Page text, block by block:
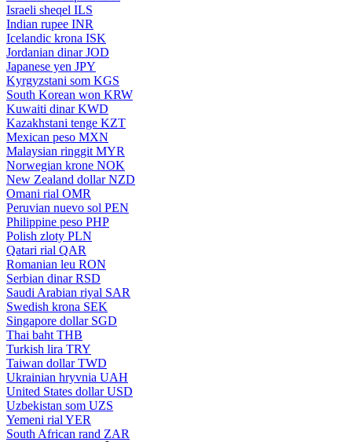
Israeli sheqel ILS
Indian rupee INR
Icelandic krona ISK
Jordanian dinar JOD
Japanese yen JPY
Kyrgyzstani som KGS
South Korean won KRW
Kuwaiti dinar KWD
Kazakhstani tenge KZT
Mexican peso MXN
Malaysian ringgit MYR
Norwegian krone NOK
New Zealand dollar NZD
Omani rial OMR
Peruvian nuevo sol PEN
Philippine peso PHP
Polish zloty PLN
Qatari rial QAR
Romanian leu RON
Serbian dinar RSD
Saudi Arabian riyal SAR
Swedish krona SEK
Singapore dollar SGD
Thai baht THB
Turkish lira TRY
Taiwan dollar TWD
Ukrainian hryvnia UAH
United States dollar USD
Uzbekistan som UZS
Yemeni rial YER
South African rand ZAR